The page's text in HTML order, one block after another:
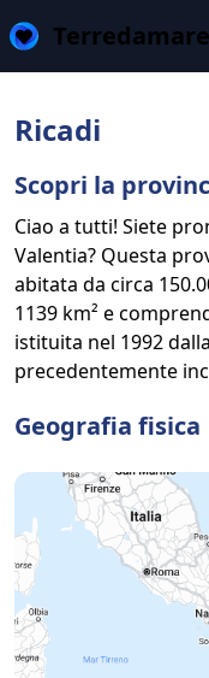
Terredamare
Ricadi
Scopri la
Ciao a tutti! Siete
Valentia? Questa
abitata da circa
1139 km² e
istituita nel 1992
precedentemente
Geografia fisica